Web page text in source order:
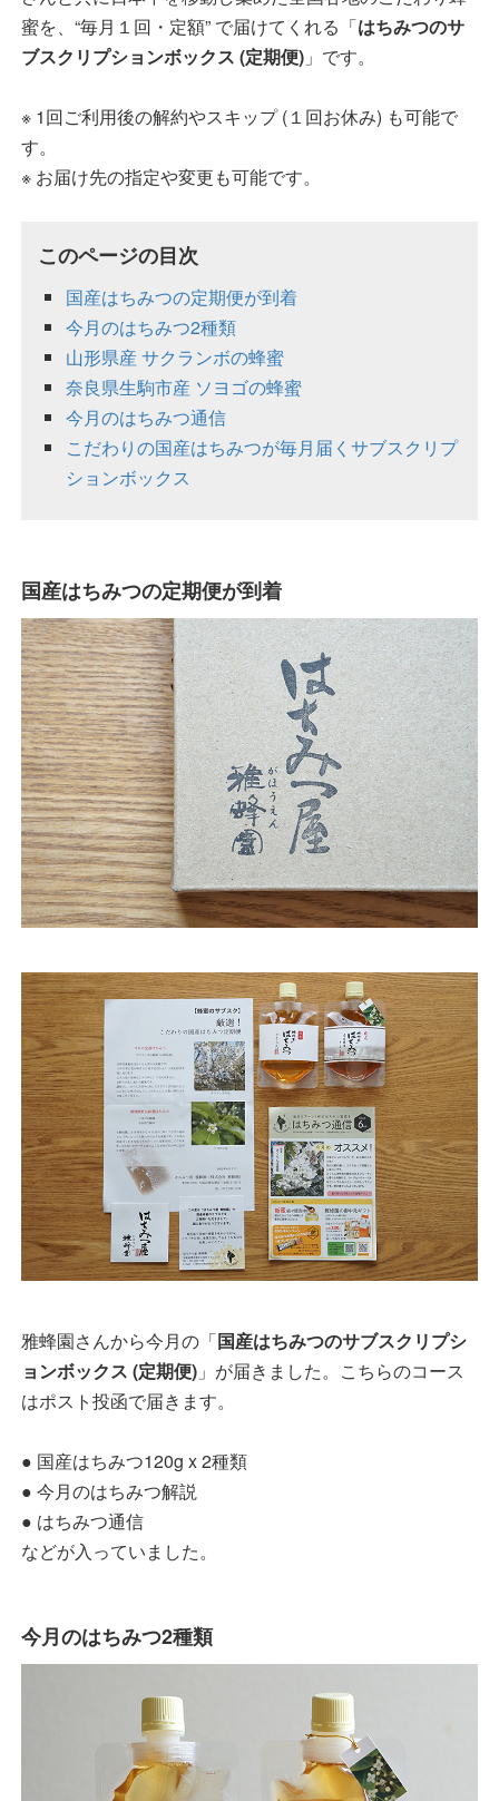
蜜を、“毎月１回・定額” で届けてくれる「はちみつのサ
ブスクリプションボックス (定期便) 」です。
※ 1回ご利用後の解約やスキップ (１回お休み) も可能で
す。
※ お届け先の指定や変更も可能です。
このページの目次
国産はちみつの定期便が到着
今月のはちみつ2種類
山形県産 サクランボの蜂蜜
奈良県生駒市産 ソヨゴの蜂蜜
今月のはちみつ通信
こだわりの国産はちみつが毎月届くサブスクリプ
ションボックス
国産はちみつの定期便が到着
雅蜂園さんから今月の「国産はちみつのサブスクリプシ
ョンボックス (定期便) 」が届きました。こちらのコース
はポスト投函で届きます。
● 国産はちみつ120g x 2種類
● 今月のはちみつ解説
● はちみつ通信
などが入っていました。
今月のはちみつ2種類